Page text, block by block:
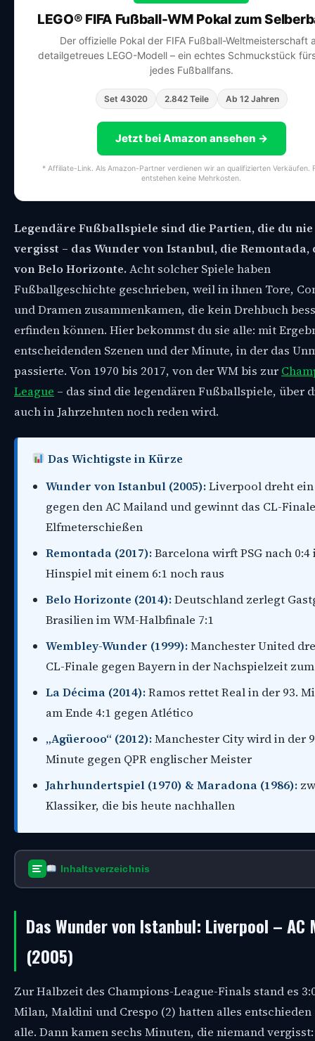
LEGO® FIFA Fußball-WM Pokal zum
Der offizielle Pokal der FIFA Fußball-Weltmeisterschaft
detailgetreues LEGO-Modell – ein echtes Schmuckstück
jedes Fußballfans.
Set 43020 2.842 Teile Ab 12 Jahren
Jetzt bei Amazon ansehen →
* Affiliate-Link. Als Amazon-Partner verdienen wir an qualifizierten Verkäufen.
entstehen keine Mehrkosten.
Legendäre Fußballspiele sind die Partien, die du
vergisst – das Wunder von Istanbul, die Remontada,
von Belo Horizonte.Acht solcher Spiele haben
Fußballgeschichte geschrieben, weil in ihnen Tore,
und Dramen zusammenkamen, die kein Drehbuch
erfinden können. Hier bekommst du sie alle: mit
entscheidenden Szenen und der Minute, in der das
passierte. Von 1970 bis 2017, von der WM bis zur
League – das sind die legendären Fußballspiele, über
auch in Jahrzehnten noch reden wird.
Das Wichtigste in Kürze
Wunder von Istanbul (2005):Liverpool dreht ein
gegen den AC Mailand und gewinnt das CL-
Elfmeterschießen
Remontada (2017):Barcelona wirft PSG nach 0:4
Hinspiel mit einem 6:1 noch raus
Belo Horizonte (2014):Deutschland zerlegt
Brasilien im WM-Halbfinale 7:1
Wembley-Wunder (1999):Manchester United
CL-Finale gegen Bayern in der Nachspielzeit
La Décima (2014):Ramos rettet Real in der 93.
am Ende 4:1 gegen Atlético
„Agüerooo“ (2012):Manchester City wird in der
Minute gegen QPR englischer Meister
Jahrhundertspiel (1970) & Maradona (1986):
Klassiker, die bis heute nachhallen
Inhaltsverzeichnis
Das Wunder von Istanbul: Liverpool – AC
(2005)
Zur Halbzeit des Champions-League-Finals stand es
Milan, Maldini und Crespo (2) hatten alles entschieden
alle. Dann kamen sechs Minuten, die niemand